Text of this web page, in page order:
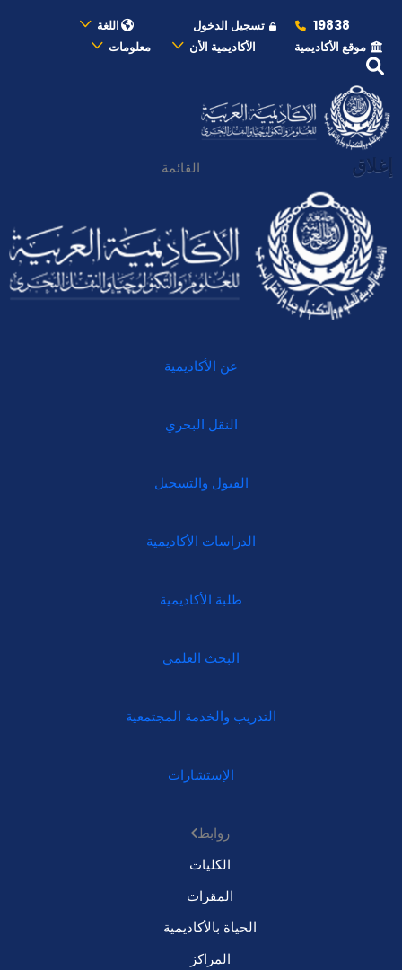
19838 تسجيل الدخول
اللغة
موقع الأكاديمية
الأكاديمية الأن معلومات
إغلاق القائمة
عن الأكاديمية
النقل البحري
القبول والتسجيل
الدراسات الأكاديمية
طلبة الأكاديمية
البحث العلمي
التدريب والخدمة المجتمعية
الإستشارات
روابط
الكليات
المقرات
الحياة بالأكاديمية
المراكز